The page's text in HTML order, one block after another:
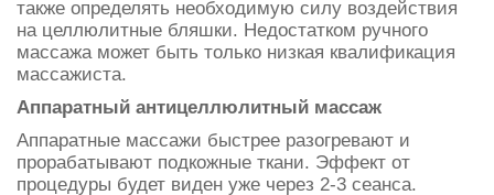
также определять необходимую силу воздействия
на целлюлитные бляшки. Недостатком ручного
массажа может быть только низкая квалификация
массажиста.
Аппаратный антицеллюлитный массаж
Аппаратные массажи быстрее разогревают и
прорабатывают подкожные ткани. Эффект от
процедуры будет виден уже через 2-3 сеанса.